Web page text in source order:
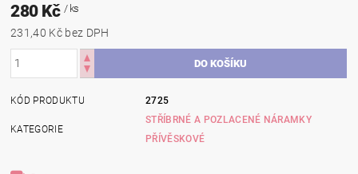
280 Kč / ks
231,40 Kč bez DPH
KÓD PRODUKTU 2725
KATEGORIE
STŘÍBRNÉ A POZLACENÉ NÁRAMKY
PŘÍVĚSKOVÉ